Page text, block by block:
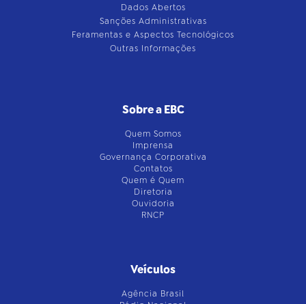
Dados Abertos
Sanções Administrativas
Feramentas e Aspectos Tecnológicos
Outras Informações
Sobre a EBC
Quem Somos
Imprensa
Governança Corporativa
Contatos
Quem é Quem
Diretoria
Ouvidoria
RNCP
Veículos
Agência Brasil